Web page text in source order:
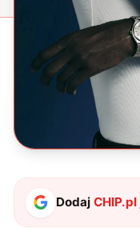
DodajCHIP.pl